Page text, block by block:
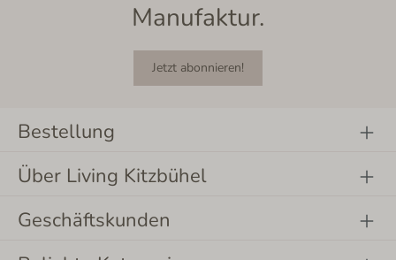
Manufaktur.
Jetzt abonnieren!
Bestellung
Über Living Kitzbühel
Geschäftskunden